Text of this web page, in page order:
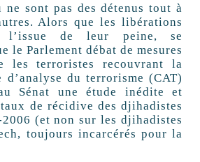
ne sont pas des détenus tout à
Alors que les libérations
l’issue de leur peine, se
le Parlement débat de mesures
les terroristes recouvrant la
du terrorisme (CAT)
Sénat une étude inédite et
de récidive des djihadistes
2006 (et non sur les djihadistes
toujours incarcérés pour la